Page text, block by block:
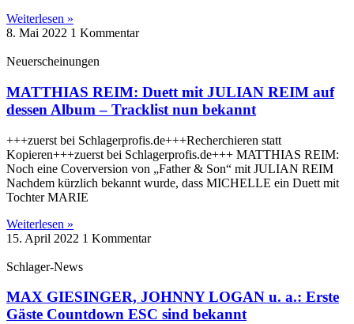
Weiterlesen »
8. Mai 2022 1 Kommentar
Neuerscheinungen
MATTHIAS REIM: Duett mit JULIAN REIM auf
dessen Album – Tracklist nun bekannt
+++zuerst bei Schlagerprofis.de+++Recherchieren statt
Kopieren+++zuerst bei Schlagerprofis.de+++ MATTHIAS REIM:
Noch eine Coverversion von „Father & Son“ mit JULIAN REIM
Nachdem kürzlich bekannt wurde, dass MICHELLE ein Duett mit
Tochter MARIE
Weiterlesen »
15. April 2022 1 Kommentar
Schlager-News
MAX GIESINGER, JOHNNY LOGAN u. a.: Erste
Gäste Countdown ESC sind bekannt